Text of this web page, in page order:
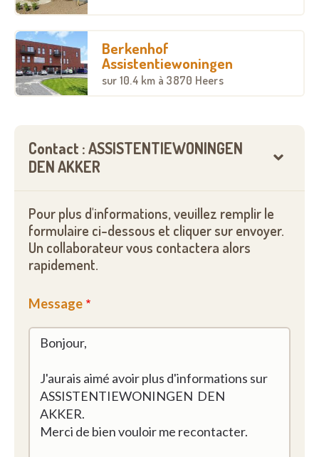
Berkenhof
Assistentiewoningen
sur 10.4 km à 3870 Heers
Contact : ASSISTENTIEWONINGEN
DEN AKKER
Pour plus d'informations, veuillez remplir le
formulaire ci-dessous et cliquer sur envoyer.
Un collaborateur vous contactera alors
rapidement.
Message